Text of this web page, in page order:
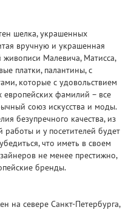
шелка, украшенных
вручную и украшенная
Малевича, Матисса,
платки, палантины, с
которые с удовольствием
европейских фамилий – все
союз искусства и моды.
безупречного качества, из
и у посетителей будет
что иметь в своем
не менее престижно,
бренды.
на севере Санкт-Петербурга,